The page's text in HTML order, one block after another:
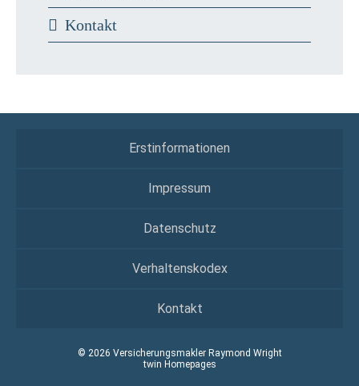
Kontakt
Erstinformationen
Impressum
Datenschutz
Verhaltenskodex
Kontakt
© 2026 Versicherungsmakler Raymond Wright
twin Homepages